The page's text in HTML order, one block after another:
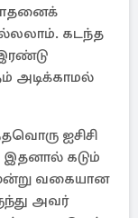
கடந்த
அடிக்காமல்
ஐசிசி
கடும்
வகையான
அவர்